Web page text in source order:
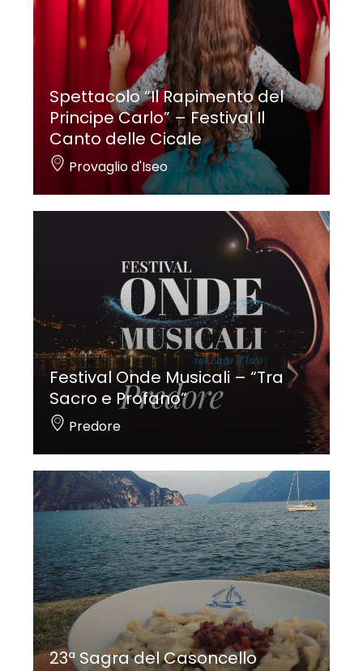
Spettacolo “Il Rapimento del
Principe Carlo” – Festival Il
Canto delle Cicale
Provaglio d'Iseo
Festival Onde Musicali – “Tra
Sacro e Profano”
Predore
23ª Sagra del Casoncello